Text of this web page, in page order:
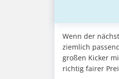
Wenn der
ziemlich
großen Kicker
richtig fairer